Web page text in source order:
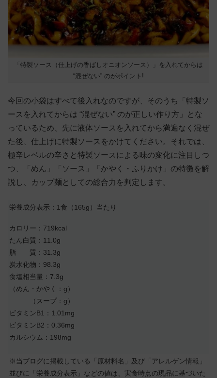
「特製ソース（仕上げの香ばしオニオンソース）」を入れてからは
“混ぜない” のがポイント!
今回の小袋はすべて後入れなのですが、そのうち「特製ソ
ースを入れてからは “混ぜない” のが正しい作り方」とな
っているため、先に液体ソースを入れてから満遍なく混ぜ
た後、仕上げに特製ソースをかけてください。それでは、
極辛レベルの辛さと特製ソースによる味の変化に注目しつ
つ、「めん」「ソース」「かやく・ふりかけ」の特徴を解
説し、カップ麺としての総合力を判定します。
栄養成分表示：1食（165g）当たり
カロリー：719kcal
たん白質：11.0g
脂 質：31.3g
炭水化物：98.3g
食塩相当量：7.3g
（めん・かやく：g）
（スープ：g）
ビタミンB1：1.01mg
ビタミンB2：0.36mg
カルシウム：198mg
※当ブログに掲載している「原材料名」及び「アレルゲン情報」
並びに「栄養成分表示」などの値は、実食時点の現品に基づいた